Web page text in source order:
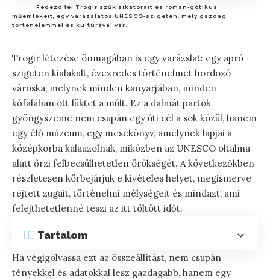
Fedezd fel Trogir szűk sikátorait és román-gótikus
műemlékeit, egy varázslatos UNESCO-szigeten, mely gazdag
történelemmel és kultúrával vár.
Trogir létezése önmagában is egy varázslat: egy apró
szigeten kialakult, évezredes történelmet hordozó
városka, melynek minden kanyarjában, minden
kőfalában ott lüktet a múlt. Ez a dalmát partok
gyöngyszeme nem csupán egy úti cél a sok közül, hanem
egy élő múzeum, egy mesekönyv, amelynek lapjai a
középkorba kalauzolnak, miközben az UNESCO oltalma
alatt őrzi felbecsülhetetlen örökségét. A következőkben
részletesen körbejárjuk e kivételes helyet, megismerve
rejtett zugait, történelmi mélységeit és mindazt, ami
felejthetetlenné teszi az itt töltött időt.
Tartalom
Ha végigolvassa ezt az összeállítást, nem csupán
tényekkel és adatokkal lesz gazdagabb, hanem egy